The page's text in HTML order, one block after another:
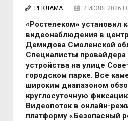
РЕКЛАМА 2 ИЮЛЯ 2026
«Ростелеком» установил
видеонаблюдения в
Демидова Смоленской
Специалисты провайдера
устройства на улице
городском парке. Все
широким диапазоном
круглосуточную
Видеопоток в онлайн-
платформу «Безопасный